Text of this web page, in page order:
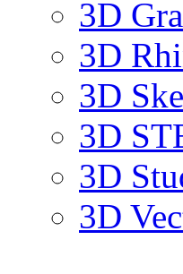
3D
3D
3D
3D
3D
3D